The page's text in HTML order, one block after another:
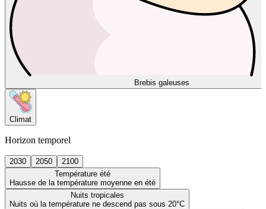
Brebis galeuses
Climat
Horizon temporel
2030 2050
2100
Température été
Hausse de la température moyenne en été
Nuits tropicales
Nuits où la température ne descend pas sous 20°C